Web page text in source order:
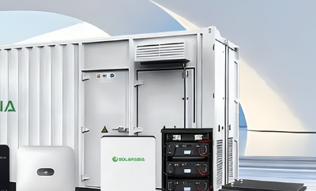
français
Deutsch
español
العربية